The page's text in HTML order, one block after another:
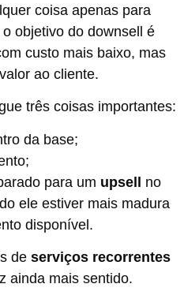
coisa apenas para
objetivo do downsell é
custo mais baixo, mas
ao cliente.
três coisas importantes:
da base;
para um upsell no
ele estiver mais madura
disponível.
de serviços recorrentes
ainda mais sentido.